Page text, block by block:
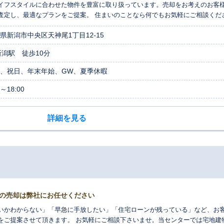
スタイルに合わせた物件を豊富に取り扱っています。売却をお考えのお客
し、最適なプランをご提案。 住まいのことなら何でもお気軽にご相談くだ
新潟市中央区天神尾1丁目12-15
潟駅 徒歩10分
祝日、年末年始、GW、夏季休暇
18:00
詳細を見る
売却は弊社にお任せください
かわからない」「早急に手放したい」「住宅ローンが残っている」など、お
提案させて頂きます。 お気軽にご相談下さいませ。当センターでは宅地建